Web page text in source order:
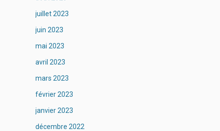
juillet 2023
juin 2023
mai 2023
avril 2023
mars 2023
février 2023
janvier 2023
décembre 2022